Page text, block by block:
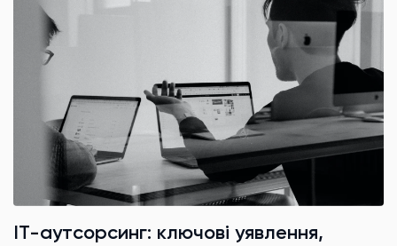
ІТ-аутсорсинг: ключові уявлення,